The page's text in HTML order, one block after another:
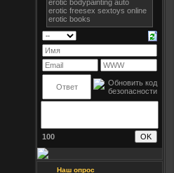
100
Наш опрос